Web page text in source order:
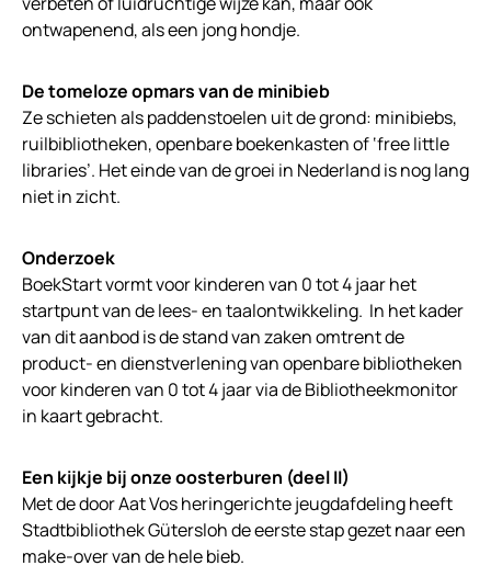
ontwapenend, als een jong hondje.
De tomeloze opmars van de minibieb
Ze schieten als paddenstoelen uit de grond: minibiebs,
ruilbibliotheken, openbare boekenkasten of ‘free little
libraries’. Het einde van de groei in Nederland is nog lang
niet in zicht.
Onderzoek
BoekStart vormt voor kinderen van 0 tot 4 jaar het
startpunt van de lees- en taalontwikkeling. In het kader
van dit aanbod is de stand van zaken omtrent de
product- en dienstverlening van openbare bibliotheken
voor kinderen van 0 tot 4 jaar via de Bibliotheekmonitor
in kaart gebracht.
Een kijkje bij onze oosterburen (deel II)
Met de door Aat Vos heringerichte jeugdafdeling heeft
Stadtbibliothek Gütersloh de eerste stap gezet naar een
make-over van de hele bieb.